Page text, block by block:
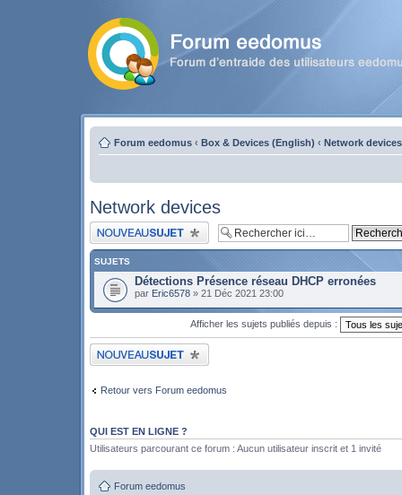
Forum eedomus ‹ Box & Devices (English) ‹ Network devices
Network devices
Publier un nouveau sujet
SUJETS
Détections Présence réseau DHCP erronées
par Eric6578 » 21 Déc 2021 23:00
Afficher les sujets publiés depuis :
Publier un nouveau sujet
Retour vers Forum eedomus
QUI EST EN LIGNE ?
Utilisateurs parcourant ce forum : Aucun utilisateur inscrit et 1 invité
Forum eedomus